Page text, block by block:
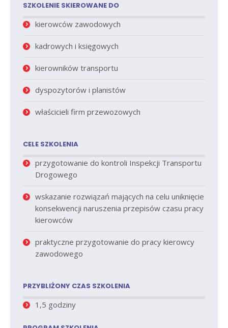
SZKOLENIE SKIEROWANE DO
kierowców zawodowych
kadrowych i księgowych
kierowników transportu
dyspozytorów i planistów
właścicieli firm przewozowych
CELE SZKOLENIA
przygotowanie do kontroli Inspekcji Transportu
Drogowego
wskazanie rozwiązań mających na celu uniknięcie
konsekwencji naruszenia przepisów czasu pracy
kierowców
praktyczne przygotowanie do pracy kierowcy
zawodowego
PRZYBLIŻONY CZAS SZKOLENIA
1,5 godziny